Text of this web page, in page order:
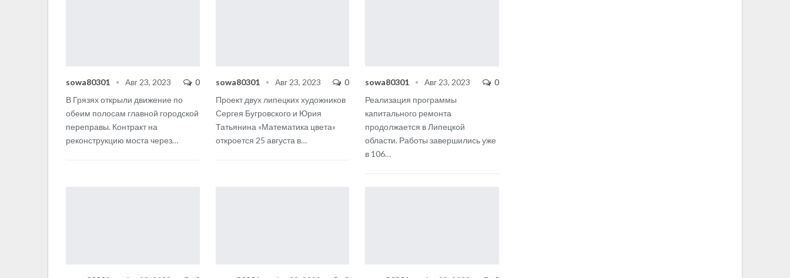
sowa80301 Авг 23, 2023
0
В Грязях открыли движение по
обеим полосам главной городской
переправы. Контракт на
реконструкцию моста через…
sowa80301 Авг 23, 2023
0
Проект двух липецких художников
Сергея Бугровского и Юрия
Татьянина «Математика цвета»
откроется 25 августа в…
sowa80301 Авг 23, 2023
0
Реализация программы
капитального ремонта
продолжается в Липецкой
области. Работы завершились уже
в 106…